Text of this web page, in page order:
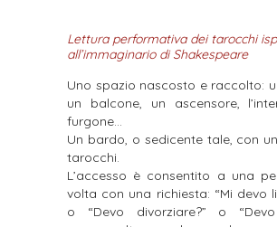
Lettura performativa dei tarocchi
all’immaginario di Shakespeare
Uno spazio nascosto e raccolto:
un balcone, un ascensore,
furgone…
Un bardo, o sedicente tale, con
tarocchi.
L’accesso è consentito a una
volta con una richiesta: “Mi devo
o “Devo divorziare?” o